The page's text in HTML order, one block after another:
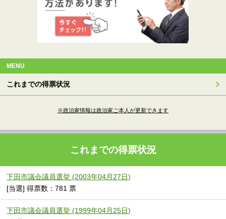
MENU
これまでの得票状況
※政治家情報は政治家ご本人が更新できます
これまでの得票状況
下田市議会議員選挙 (2003年04月27日)
[当選] 得票数：781 票
下田市議会議員選挙 (1999年04月25日)